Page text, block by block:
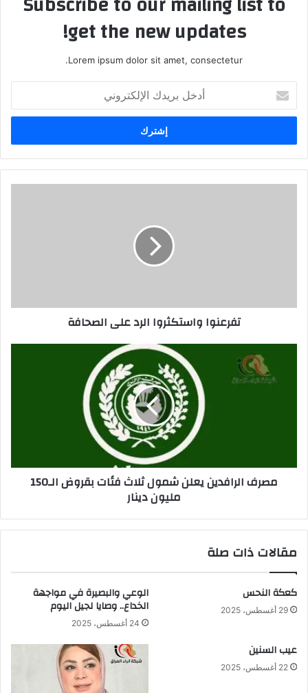
get the new updates!
Lorem ipsum dolor sit amet, consectetur.
بريدك
الإلكتروني
تفرعنوا واستكثروا الرد على الصحافة
الرافدين
مليون
مصرف الرافدين يعلن شمول ثلاث فئات بقروض الـ150
مليون دينار
مقالات ذات صلة
كعكة النحس
29 أغسطس، 2025
الوعي والبصيرة في مواجهة
الخداع.. وصايا لجيل اليوم
24 أغسطس، 2025
عيب السنين
22 أغسطس، 2025